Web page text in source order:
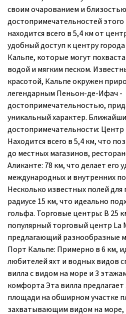
своим очарованием и
достопримечательностей
находится всего в 5,4 км от
удобный доступ к центру
Кальпе, которые могут
водой и мягким песком.
красотой, Кальпе окружен
легендарным Пеньон-де-Ифач -
достопримечательностью,
уникальный характер.
достопримечательности: Центр
Находится всего в 5,4 км, что
до местных магазинов,
Аликанте: 78 км, что делает его
международных и внутренних
Несколько известных полей для
радиусе 15 км, что идеально
гольфа. Торговые центры: В 25
популярный торговый центр La
предлагающий разнообразные
Порт Кальпе: Примерно в 6 км,
любителей яхт и водных видов
вилла с видом на море и 3
комфорта Эта вилла
площади на обширном участке
захватывающим видом на